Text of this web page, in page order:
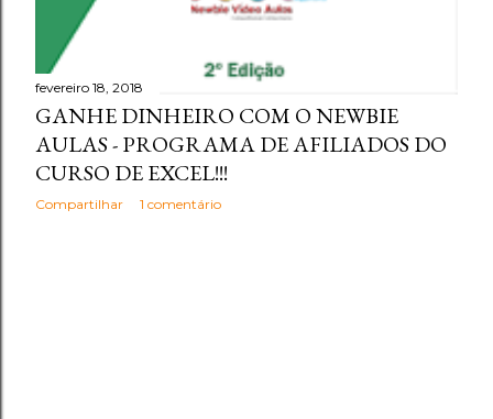
fevereiro 18, 2018
GANHE DINHEIRO COM O NEWBIE
AULAS - PROGRAMA DE AFILIADOS DO
CURSO DE EXCEL!!!
Compartilhar 1 comentário